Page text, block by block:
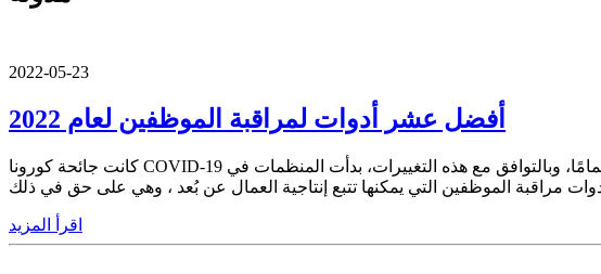
2022-05-23
أفضل عشر أدوات لمراقبة الموظفين لعام 2022
كانت جائحة كورونا COVID-19 بدايةً لعصر من التعاون الافتراضي، وعجلت من اعتماد تدفقات العمل المؤتمتة (الآلية)، وأنتجت ممارسات عمل جديدة تمامًا، وبالتوافق مع هذه التغييرات، بدأت المنظمات في
اقرأ المزيد